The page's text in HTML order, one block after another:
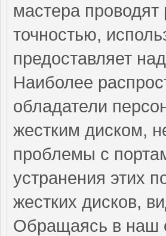
мастера
точностью,
предоставляет
Наиболее
обладатели
жестким диском,
проблемы с
устранения этих
жестких дисков,
Обращаясь в наш